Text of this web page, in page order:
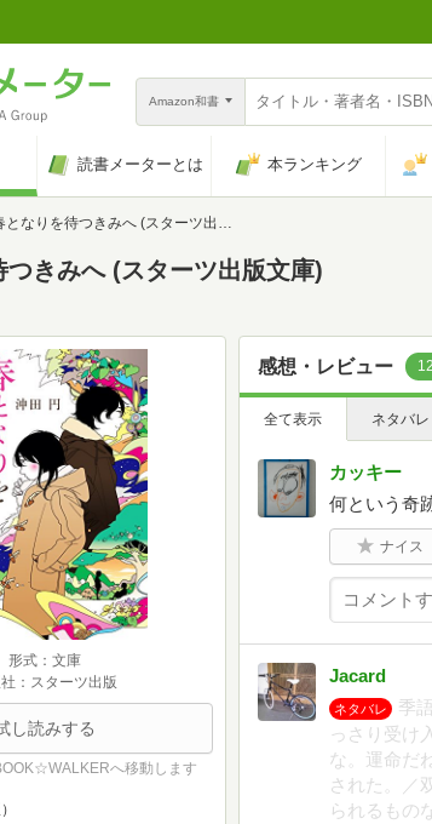
Amazon和書
読書メーターとは 本ランキング
となりを待つきみへ (スターツ出版文庫)
つきみへ (スターツ出版文庫)
形式：文庫
：スターツ出版
し読みする
へ移動します
感想・レビュー
全て表示 ネタバレ
カッキー
何という奇
ナイス
Jacard
ネタバレ
季
っさり受け
な。運命だ
された。／
られるもの